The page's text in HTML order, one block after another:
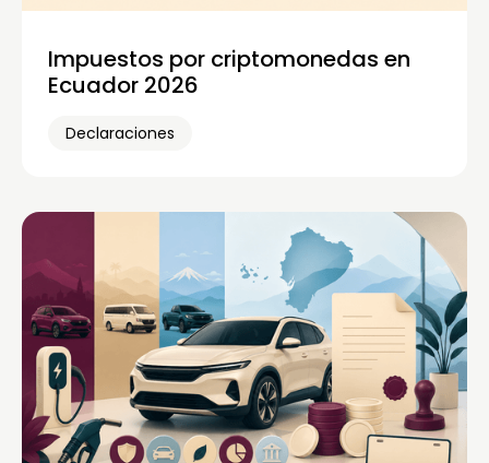
Impuestos por criptomonedas en
Ecuador 2026
Declaraciones